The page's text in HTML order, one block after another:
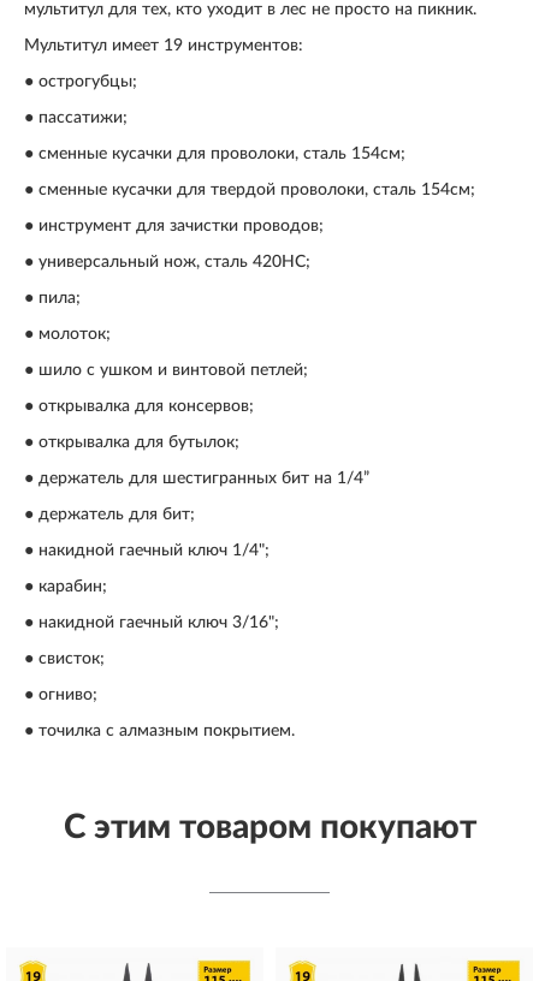
мультитул для тех, кто уходит в лес не просто на пикник.
Мультитул имеет 19 инструментов:
● острогубцы;
● пассатижи;
● сменные кусачки для проволоки, сталь 154см;
● сменные кусачки для твердой проволоки, сталь 154см;
● инструмент для зачистки проводов;
● универсальный нож, сталь 420HC;
● пила;
● молоток;
● шило с ушком и винтовой петлей;
● открывалка для консервов;
● открывалка для бутылок;
● держатель для шестигранных бит на 1/4”
● держатель для бит;
● накидной гаечный ключ 1/4";
● карабин;
● накидной гаечный ключ 3/16";
● свисток;
● огниво;
● точилка с алмазным покрытием.
С этим товаром покупают